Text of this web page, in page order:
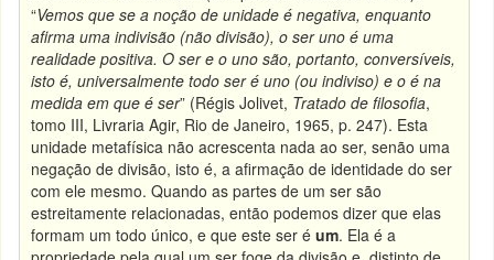
“Vemos que se a noção de unidade é negativa, enquanto
afirma uma indivisão (não divisão), o ser uno é uma
realidade positiva. O ser e o uno são, portanto, conversíveis,
isto é, universalmente todo ser é uno (ou indiviso) e o é na
medida em que é ser” (Régis Jolivet, Tratado de filosofia,
tomo III, Livraria Agir, Rio de Janeiro, 1965, p. 247). Esta
unidade metafísica não acrescenta nada ao ser, senão uma
negação de divisão, isto é, a afirmação de identidade do ser
com ele mesmo. Quando as partes de um ser são
estreitamente relacionadas, então podemos dizer que elas
formam um todo único, e que este ser éum. Ela é a